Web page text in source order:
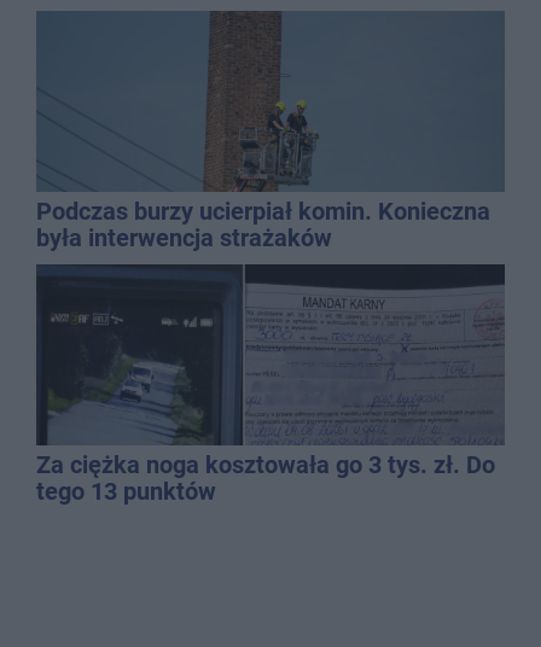
Podczas burzy ucierpiał komin. Konieczna
była interwencja strażaków
Za ciężka noga kosztowała go 3 tys. zł. Do
tego 13 punktów